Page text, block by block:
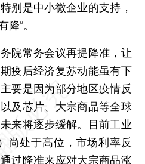
别是中小微企业的支持，
”。
常务会议再提降准，让
疫后经济复苏动能虽有下
要是因为部分地区疫情反
及芯片、大宗商品等全球
来将逐步缓解。目前工业
尚处于高位，市场利率反
过降准来应对大宗商品涨